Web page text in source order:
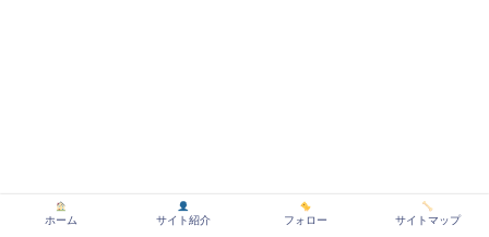
ホーム サイト紹介 フォロー サイトマップ